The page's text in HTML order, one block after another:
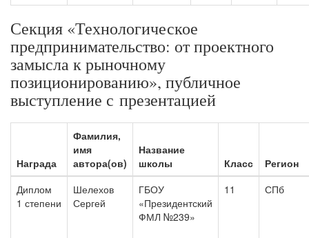
Секция «Технологическое
предпринимательство: от проектного
замысла к рыночному
позиционированию», публичное
выступление с презентацией
Награда
Фамилия,
имя
автора(ов)
Название
школы
Класс
Регион
Диплом
1 степени
Шелехов
Сергей
ГБОУ
«Президентский
ФМЛ №239»
11 СПб